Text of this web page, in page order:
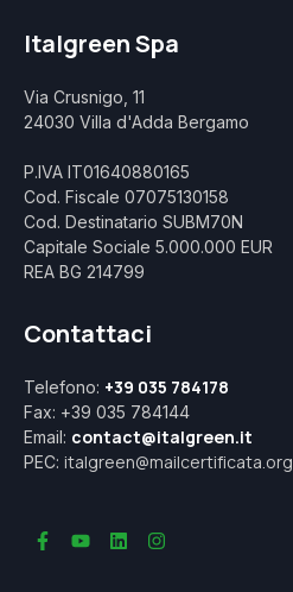
Italgreen Spa
Via Crusnigo, 11
24030 Villa d'Adda Bergamo
P.IVA IT01640880165
Cod. Fiscale 07075130158
Cod. Destinatario SUBM70N
Capitale Sociale 5.000.000 EUR
REA BG 214799
Contattaci
Telefono: +39 035 784178
Fax: +39 035 784144
Email: contact@italgreen.it
PEC: italgreen@mailcertificata.org